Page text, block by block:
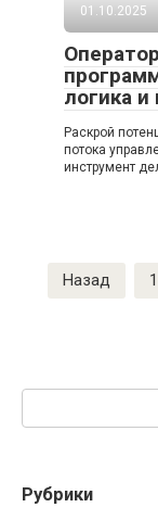
01.10.2025
логика
Раскрой
потока
инструмент
Пагинация
записей
Назад 1
Рубрики